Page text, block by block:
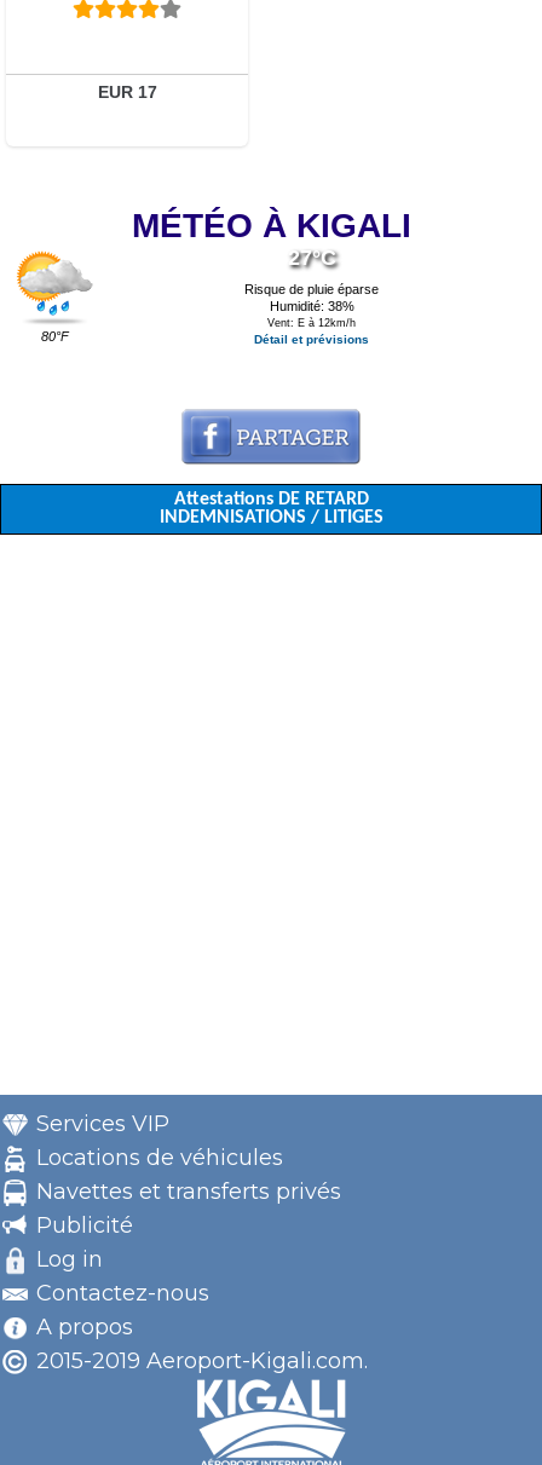
EUR 17
MÉTÉO À KIGALI
80°F
27°C
Risque de pluie éparse
Humidité: 38%
Vent: E à 12km/h
Détail et prévisions
Attestations DE RETARD
INDEMNISATIONS / LITIGES
Services VIP
Locations de véhicules
Navettes et transferts privés
Publicité
Log in
Contactez-nous
A propos
2015-2019 Aeroport-Kigali.com.